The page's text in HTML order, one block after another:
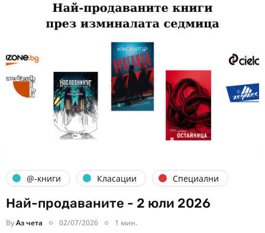
@-книги Класации Специални
Най-продаваните - 2 юли 2026
ByАз чета 02/07/2026 1 мин.